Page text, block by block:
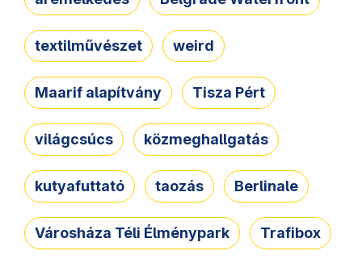
textilművészet weird
Maarif alapítvány Tisza Pért
világcsúcs közmeghallgatás
kutyafuttató taozás Berlinale
Városháza Téli Élménypark Trafibox